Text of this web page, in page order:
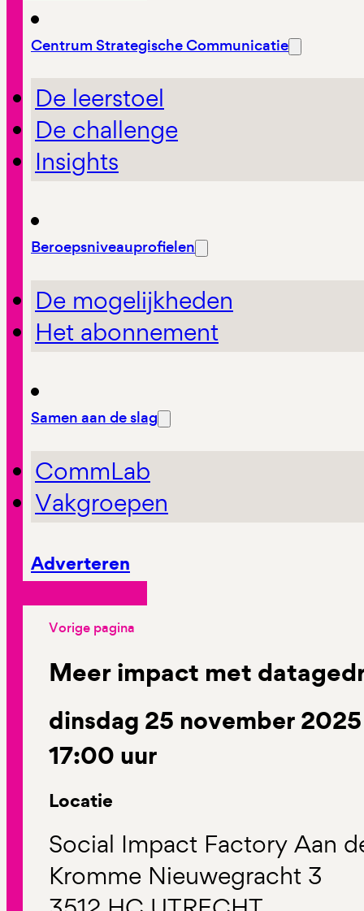
Centrum Strategische Communicatie
De leerstoel
De challenge
Insights
Beroepsniveauprofielen
De mogelijkheden
Het abonnement
Samen aan de slag
CommLab
Vakgroepen
Adverteren
Vorige pagina
Meer impact met
dinsdag 25 november
17:00 uur
Locatie
Social Impact Factory Aan
Kromme Nieuwegracht 3